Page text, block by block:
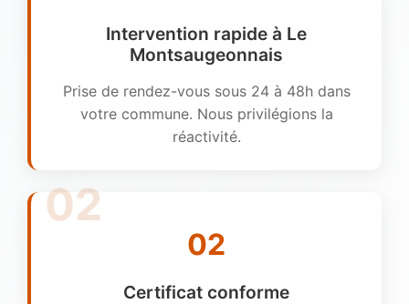
Intervention rapide à Le
Montsaugeonnais
Prise de rendez-vous sous 24 à 48h dans
votre commune. Nous privilégions la
réactivité.
02
Certificat conforme